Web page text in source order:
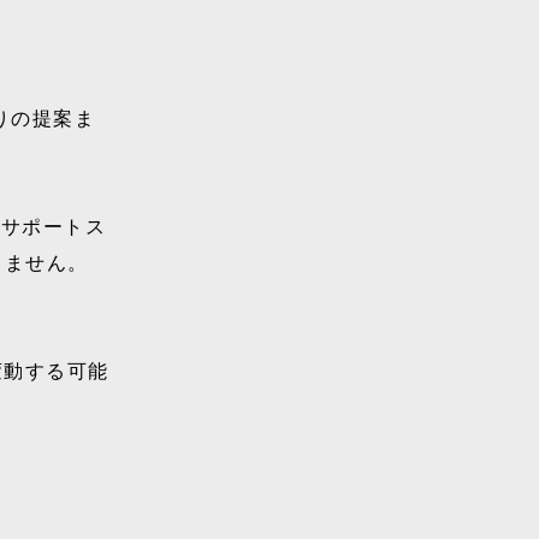
提案ま
ポートス
せん。
する可能